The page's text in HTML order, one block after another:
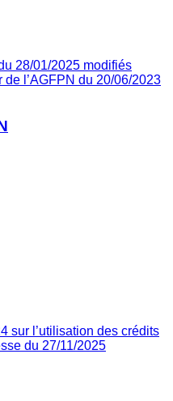
28/01/2025 modifiés
l’AGFPN du 20/06/2023
sur l’utilisation des crédits
du 27/11/2025